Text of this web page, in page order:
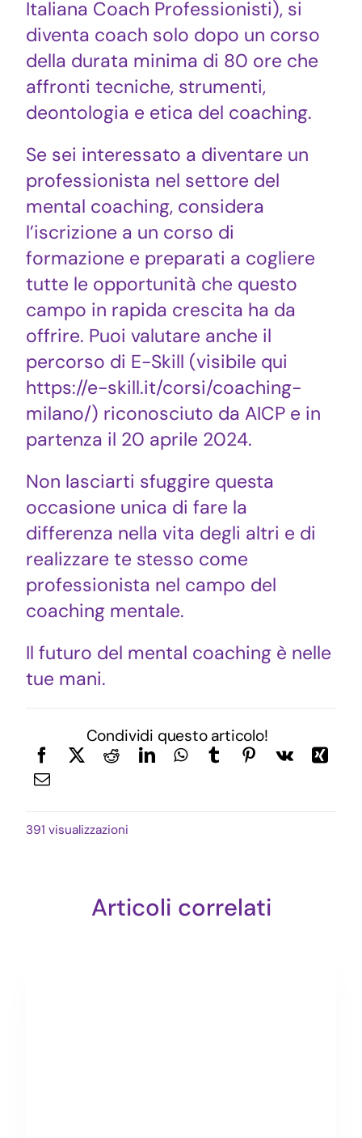
Italiana Coach Professionisti), si
diventa coach solo dopo un corso
della durata minima di 80 ore che
affronti tecniche, strumenti,
deontologia e etica del coaching.
Se sei interessato a diventare un
professionista nel settore del
mental coaching, considera
l’iscrizione a un corso di
formazione e preparati a cogliere
tutte le opportunità che questo
campo in rapida crescita ha da
offrire. Puoi valutare anche il
percorso di E-Skill (visibile qui
https://e-skill.it/corsi/coaching-
milano/) riconosciuto da AICP e in
partenza il 20 aprile 2024.
Non lasciarti sfuggire questa
occasione unica di fare la
differenza nella vita degli altri e di
realizzare te stesso come
professionista nel campo del
coaching mentale.
Il futuro del mental coaching è nelle
tue mani.
Condividi questo articolo!
391 visualizzazioni
Articoli correlati